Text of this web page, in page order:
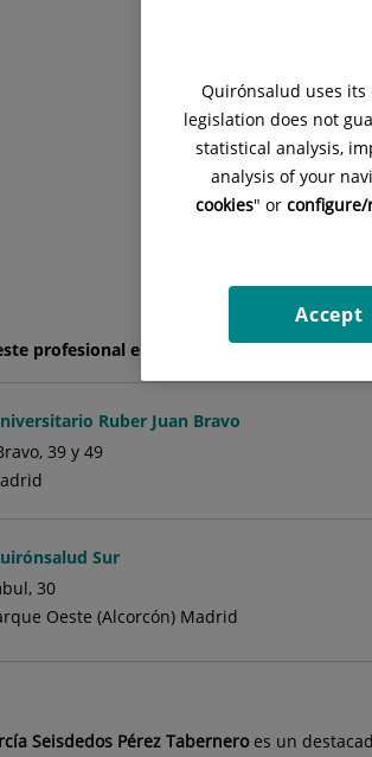
Fernando
profesional en otros hospitales:
Ruber Juan Bravo
39 y 49
Sur
30
Oeste (Alcorcón) Madrid
Seisdedos Pérez Taberneroes un
Quirónsalud uses
legislation does not
statistical analysis,
analysis of your
cookies" or
Accept